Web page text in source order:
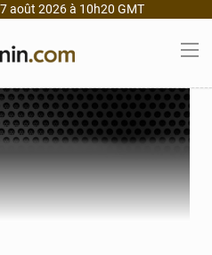
août 2026 à 10h20 GMT